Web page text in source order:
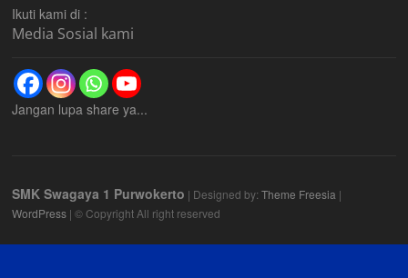
Ikuti kami di :
Media Sosial kami
Jangan lupa share ya...
SMK Swagaya 1 Purwokerto | Designed by:Theme Freesia |
WordPress | © Copyright All right reserved